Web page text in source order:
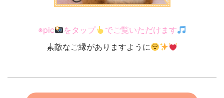
※pic をタップ
でご覧いただけます
素敵なご縁がありますように